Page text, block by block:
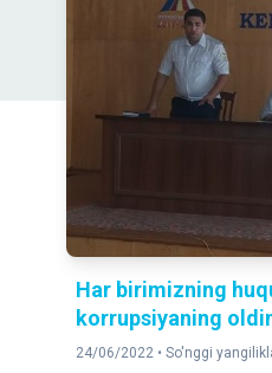
Har birimizning
korrupsiyaning
24/06/2022 • So'nggi